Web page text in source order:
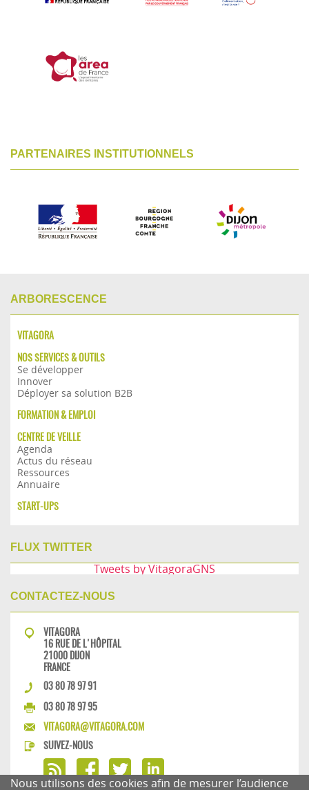
PARTENAIRES INSTITUTIONNELS
ARBORESCENCE
VITAGORA
NOS SERVICES & OUTILS
Se développer
Innover
Déployer sa solution B2B
FORMATION & EMPLOI
CENTRE DE VEILLE
Agenda
Actus du réseau
Ressources
Annuaire
START-UPS
FLUX TWITTER
Tweets by VitagoraGNS
CONTACTEZ-NOUS
VITAGORA
16 RUE DE L'HÔPITAL
21000 DIJON
FRANCE
03 80 78 97 91
03 80 78 97 95
VITAGORA@VITAGORA.COM
SUIVEZ-NOUS
Nous utilisons des cookies afin de mesurer l’audience